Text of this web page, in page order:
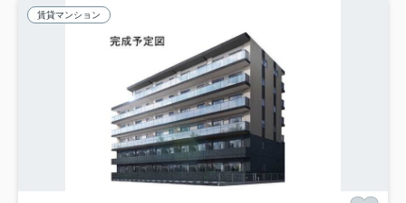
賃貸マンション